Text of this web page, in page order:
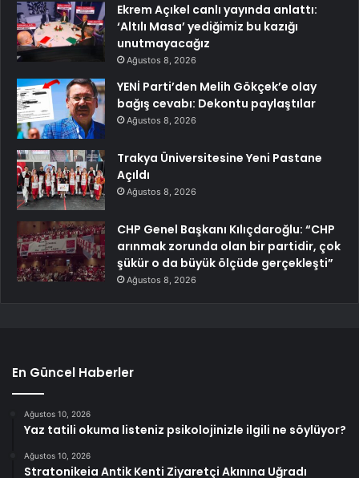
Ekrem Açıkel canlı yayında anlattı:
‘Altılı Masa’ yediğimiz bu kazığı
unutmayacağız
Ağustos 8, 2026
YENİ Parti’den Melih Gökçek’e olay
bağış cevabı: Dekontu paylaştılar
Ağustos 8, 2026
Trakya Üniversitesine Yeni Pastane
Açıldı
Ağustos 8, 2026
CHP Genel Başkanı Kılıçdaroğlu: “CHP
arınmak zorunda olan bir partidir, çok
şükür o da büyük ölçüde gerçekleşti”
Ağustos 8, 2026
En Güncel Haberler
Ağustos 10, 2026
Yaz tatili okuma listeniz psikolojinizle ilgili ne söylüyor?
Ağustos 10, 2026
Stratonikeia Antik Kenti Ziyaretçi Akınına Uğradı